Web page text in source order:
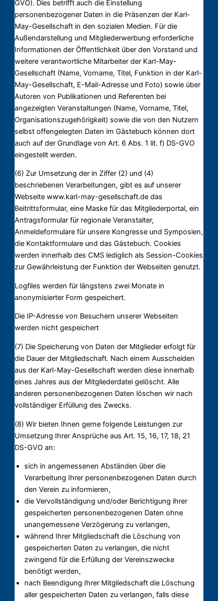
GVO). Dies betrifft auch die Einstellung
personenbezogener Daten in die Präsenzen der Karl-
May-Gesellschaft in den sozialen Medien. Für die
Außendarstellung und Mitgliederwerbung erforderliche
Informationen der Öffentlichkeit über den Vorstand und
weitere verantwortliche Mitarbeiter der Karl-May-
Gesellschaft (Name, Vorname, Titel, Funktion in der Karl-
May-Gesellschaft, E-Mail-Adresse und Foto) sowie über
Autoren von Publikationen und Referenten bei
angezeigten Veranstaltungen (Name, Vorname, Titel,
Organisationszugehörigkeit) sowie die von den Nutzern
selbst offengelegten Daten im Gästebuch können dort
auch auf der Grundlage von Art. 6 Abs. 1 lit. f) DS-GVO
eingestellt werden.
(6) Zur Umsetzung der in Ziffer (2) und (4)
beschriebenen Verarbeitungen, gibt es auf unserer
Webseite www.karl-may-gesellschaft.de das
Beitrittsformular, eine Maske für das Mitgliederportal, ein
Antragsformular für regionale Veranstalter,
Anmeldeformulare für unsere Kongresse und Symposien,
die Kontaktformulare und das Gästebuch. Cookies
werden innerhalb des CMS lediglich als Session-Cookies
zur Gewährleistung der Funktion der Webseiten genutzt.
Logfiles werden für längstens zwei Monate in
anonymisierter Form gespeichert.
Die IP-Adresse von Besuchern unserer Webseiten
werden nicht gespeichert
(7) Die Speicherung von Daten der Mitglieder erfolgt für
die Dauer der Mitgliedschaft. Nach einem Ausscheiden
aus der Karl-May-Gesellschaft werden diese innerhalb
eines Jahres aus der Mitgliederdatei gelöscht. Alle
anderen personenbezogenen Daten löschen wir nach
vollständiger Erfüllung des Zwecks.
(8) Wir bieten Ihnen gerne folgende Leistungen zur
Umsetzung Ihrer Ansprüche aus Art. 15, 16, 17, 18, 21
DS-GVO an:
sich in angemessenen Abständen über die
Verarbeitung Ihrer personenbezogenen Daten durch
den Verein zu informieren,
die Vervollständigung und/oder Berichtigung ihrer
gespeicherten personenbezogenen Daten ohne
unangemessene Verzögerung zu verlangen,
während Ihrer Mitgliedschaft die Löschung von
gespeicherten Daten zu verlangen, die nicht
zwingend für die Erfüllung der Vereinszwecke
benötigt werden,
nach Beendigung Ihrer Mitgliedschaft die Löschung
aller gespeicherten Daten zu verlangen, falls diese